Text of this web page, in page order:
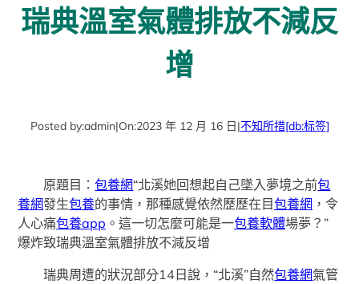
瑞典溫室氣體排放不減反
增
Posted by:admin|On:2023 年 12 月 16 日|不知所措[db:标签]
原題目：包養網“北溪她回想起自己墜入夢境之前包
養網發生包養的事情，那種感覺依然歷歷在目包養網 ，令
人心痛包養app 。這一切怎麼可能是一包養軟體場夢？”
爆炸致瑞典溫室氣體排放不減反增
瑞典周遭的狀況部分14日說，“北溪”自然包養網氣管